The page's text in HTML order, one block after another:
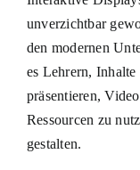
unverzichtbar
den modernen
es Lehrern,
präsentieren,
Ressourcen zu
gestalten.